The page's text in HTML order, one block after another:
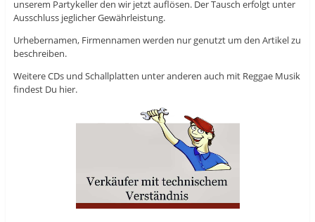
unserem Partykeller den wir jetzt auflösen. Der Tausch erfolgt unter
Ausschluss jeglicher Gewährleistung.
Urhebernamen, Firmennamen werden nur genutzt um den Artikel zu
beschreiben.
Weitere CDs und Schallplatten unter anderen auch mit Reggae Musik
findest Du hier.